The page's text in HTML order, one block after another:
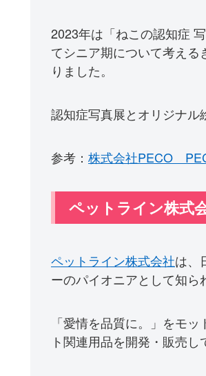
2023年は「ねこの認知症
てシニア期について考え
りました。
認知症写真展とオリジナル
参考： 株式会社PECO
ペットライン株式
ペットライン株式会社は、
ーのパイオニアとして知ら
「愛情を品質に。」をモ
ト関連用品を開発・販売し